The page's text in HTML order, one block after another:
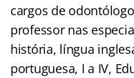
cargos de
professor nas
história, língua
portuguesa, I a IV,